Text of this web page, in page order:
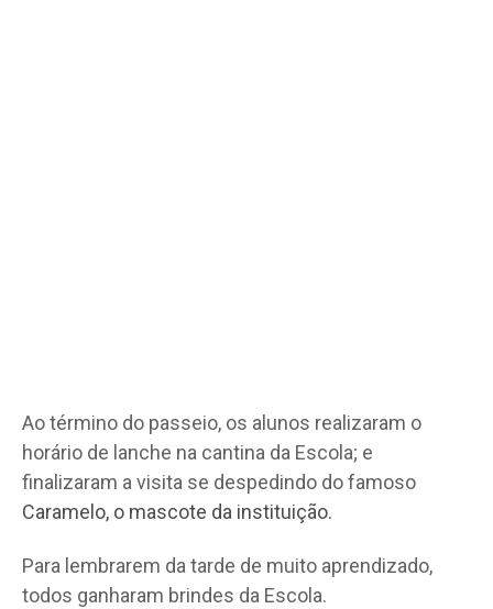
Ao término do passeio, os alunos realizaram o
horário de lanche na cantina da Escola; e
finalizaram a visita se despedindo do famoso
Caramelo, o mascote da instituição.
Para lembrarem da tarde de muito aprendizado,
todos ganharam brindes da Escola.